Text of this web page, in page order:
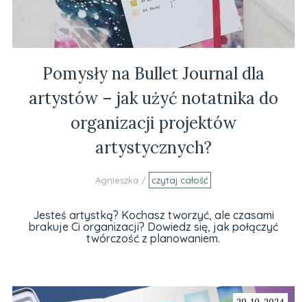
Pomysły na Bullet Journal dla
artystów – jak użyć notatnika do
organizacji projektów
artystycznych?
Agnieszka / czytaj całość
Jesteś artystką? Kochasz tworzyć, ale czasami
brakuje Ci organizacji? Dowiedz się, jak połączyć
twórczość z planowaniem.